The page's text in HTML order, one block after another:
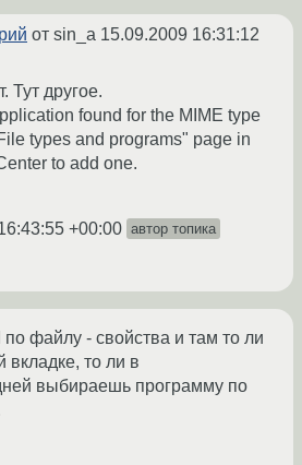
от sin_a 15.09.2009 16:31:12
Тут другое.
found for the MIME type
types and programs" page in
to add one.
+00:00 автор топика
файлу - свойства и там то ли
вкладке, то ли в
выбираешь программу по